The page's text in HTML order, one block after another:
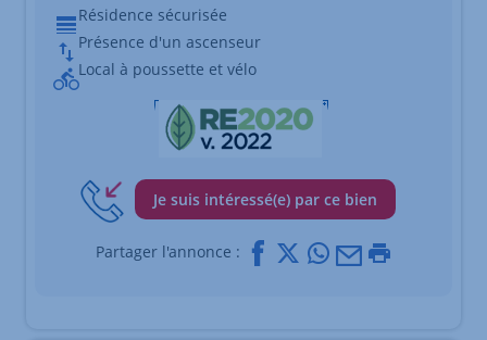
Résidence sécurisée
Présence d'un ascenseur
Local à poussette et vélo
Je suis intéressé(e) par ce bien
Partager l'annonce : Facebook
X Whatsapp
Mail